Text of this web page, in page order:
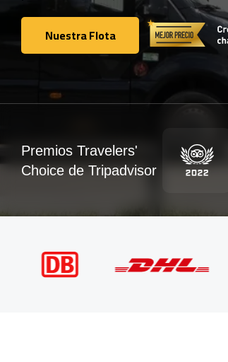
Nuestra Flota
Nuestra Flota
Premios Travelers'
Choice de Tripadvisor